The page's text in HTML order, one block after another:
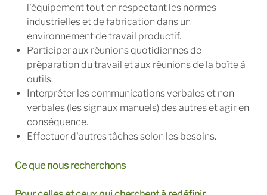
l'équipement tout en respectant les normes
industrielles et de fabrication dans un
environnement de travail productif.
Participer aux réunions quotidiennes de
préparation du travail et aux réunions de la boîte à
outils.
Interpréter les communications verbales et non
verbales (les signaux manuels) des autres et agir en
conséquence.
Effectuer d'autres tâches selon les besoins.
Ce que nous recherchons